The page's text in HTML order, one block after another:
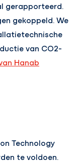
gerapporteerd.
gekoppeld. We
van CO2-
Hanab
Technology
te voldoen.